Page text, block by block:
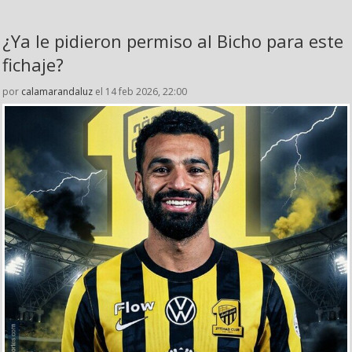
¿Ya le pidieron permiso al Bicho para este
fichaje?
por calamarandaluz el 14 feb 2026, 22:00